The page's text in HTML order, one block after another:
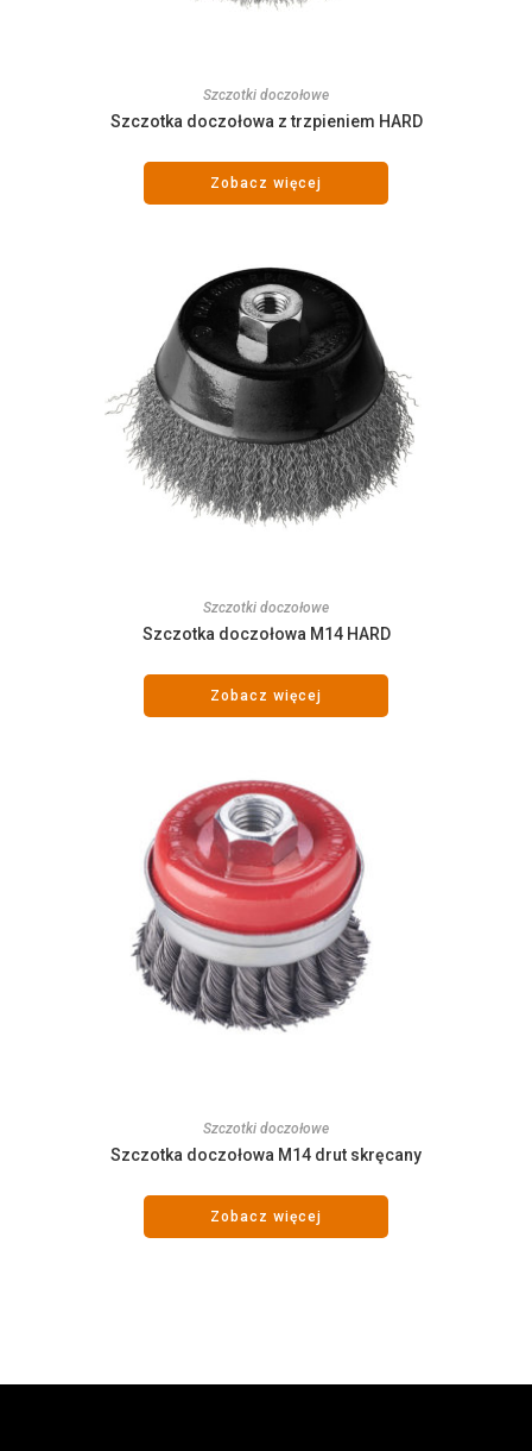
Szczotki doczołowe
Szczotka doczołowa z trzpieniem HARD
Zobacz więcej
Szczotki doczołowe
Szczotka doczołowa M14 HARD
Zobacz więcej
Szczotki doczołowe
Szczotka doczołowa M14 drut skręcany
Zobacz więcej